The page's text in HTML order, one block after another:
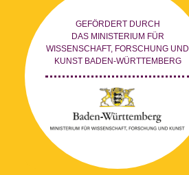
GEFÖRDERT DURCH
DAS MINISTERIUM FÜR
WISSENSCHAFT, FORSCHUNG UND
KUNST BADEN-WÜRTTEMBERG